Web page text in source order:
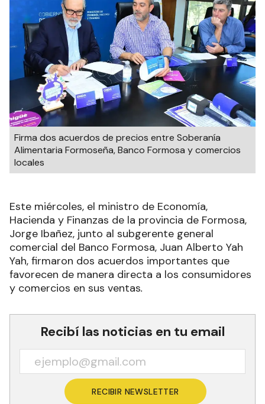
Firma dos acuerdos de precios entre Soberanía
Alimentaria Formoseña, Banco Formosa y comercios
locales
Este miércoles, el ministro de Economía,
Hacienda y Finanzas de la provincia de Formosa,
Jorge Ibañez, junto al subgerente general
comercial del Banco Formosa, Juan Alberto Yah
Yah, firmaron dos acuerdos importantes que
favorecen de manera directa a los consumidores
y comercios en sus ventas.
Recibí las noticias en tu email
RECIBIR NEWSLETTER